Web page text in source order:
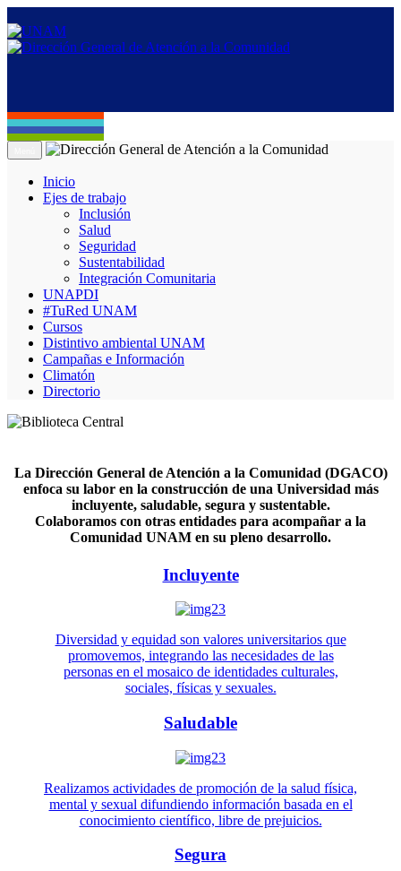
Inicio
Ejes de trabajo
Inclusión
Salud
Seguridad
Sustentabilidad
Integración Comunitaria
UNAPDI
#TuRed UNAM
Cursos
Distintivo ambiental UNAM
Campañas e Información
Climatón
Directorio
La Dirección General de Atención a la Comunidad (DGACO)
enfoca su labor en la construcción de una Universidad más
incluyente, saludable, segura y sustentable.
Colaboramos con otras entidades para acompañar a la
Comunidad UNAM en su pleno desarrollo.
Incluyente
Diversidad y equidad son valores universitarios que
promovemos, integrando las necesidades de las
personas en el mosaico de identidades culturales,
sociales, físicas y sexuales.
Saludable
Realizamos actividades de promoción de la salud física,
mental y sexual difundiendo información basada en el
conocimiento científico, libre de prejuicios.
Segura